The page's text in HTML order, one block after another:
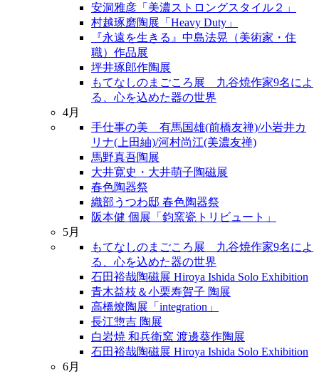
安洞雅彦「美濃ストロングスタイル２」
村越琢磨陶展「Heavy Duty」
『永遠を生きる』中島法晃（美術家・住
職）作品展
坪井琢郎作陶展
もてなしのまごころ展 九谷焼作家9名によ
る、心を込めた器の世界
4月
手仕事の美 有馬国雄(前橋友禅)/小岩井カ
リナ(上田紬)/河村尚江(美濃友禅)
馬野真吾陶展
大井寛史・大井萌子陶磁展
春色陶器祭
織部うつわ邸 春色陶器祭
阪本健 個展「鈞窯瓷トリビュート」
5月
もてなしのまごころ展 九谷焼作家9名によ
る、心を込めた器の世界
石田裕哉陶磁展 Hiroya Ishida Solo Exhibition
青木益枝＆小栗寿賀子 陶展
高橋燎陶展「integration」
長江惣吉 陶展
白岩焼 和兵衛窯 渡邊葵作陶展
石田裕哉陶磁展 Hiroya Ishida Solo Exhibition
6月